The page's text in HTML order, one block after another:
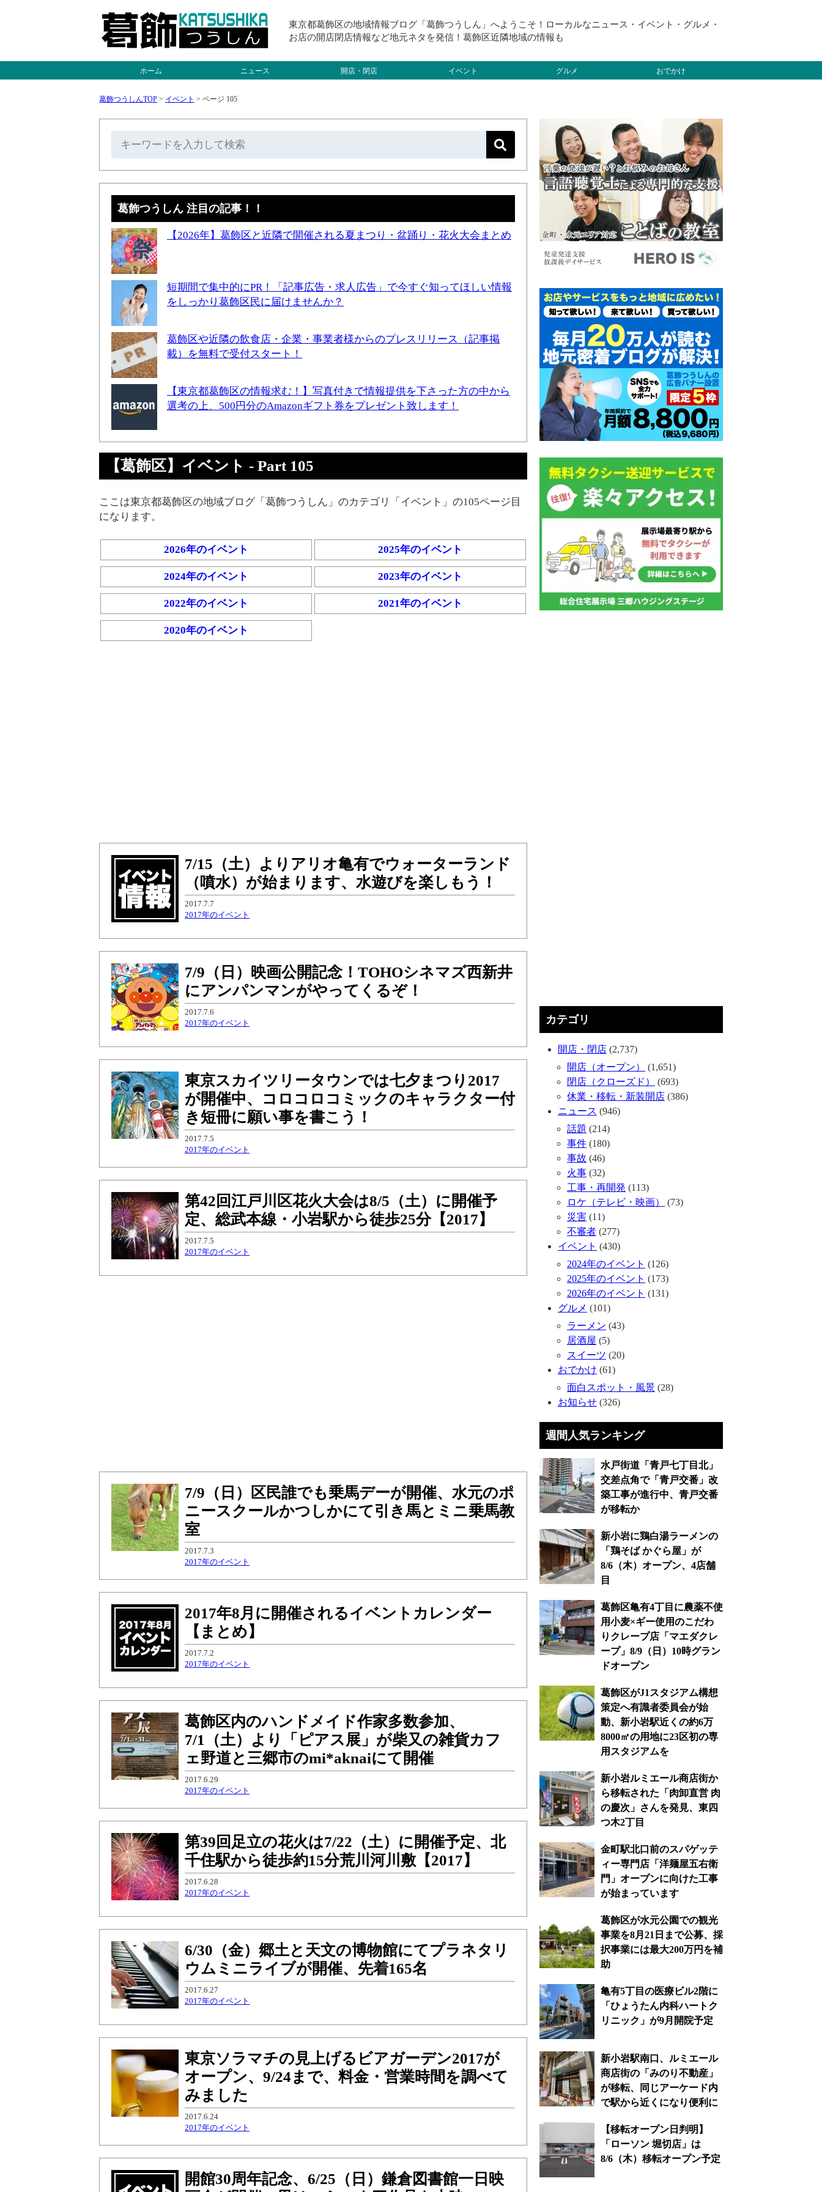
東京都葛飾区の地域情報ブログ「葛飾つうしん」へようこそ！ローカルなニュース・イベント・グルメ・
お店の開店閉店情報など地元ネタを発信！葛飾区近隣地域の情報も
ホーム ニュース 開店・閉店 イベント グルメ おでかけ
葛飾つうしんTOP > イベント > ページ 105
葛飾つうしん 注目の記事！！
【2026年】葛飾区と近隣で開催される夏まつり・盆踊り・花火大会まとめ
短期間で集中的にPR！「記事広告・求人広告」で今すぐ知ってほしい情報
をしっかり葛飾区民に届けませんか？
葛飾区や近隣の飲食店・企業・事業者様からのプレスリリース（記事掲
載）を無料で受付スタート！
【東京都葛飾区の情報求む！】写真付きで情報提供を下さった方の中から
選考の上、500円分のAmazonギフト券をプレゼント致します！
【葛飾区】イベント - Part 105
ここは東京都葛飾区の地域ブログ「葛飾つうしん」のカテゴリ「イベント」の105ページ目
になります。
2026年のイベント 2025年のイベント
2024年のイベント 2023年のイベント
2022年のイベント 2021年のイベント
2020年のイベント
7/15（土）よりアリオ亀有でウォーターランド
（噴水）が始まります、水遊びを楽しもう！
2017.7.7
2017年のイベント
7/9（日）映画公開記念！TOHOシネマズ西新井
にアンパンマンがやってくるぞ！
2017.7.6
2017年のイベント
東京スカイツリータウンでは七夕まつり2017
が開催中、コロコロコミックのキャラクター付
き短冊に願い事を書こう！
2017.7.5
2017年のイベント
第42回江戸川区花火大会は8/5（土）に開催予
定、総武本線・小岩駅から徒歩25分【2017】
2017.7.5
2017年のイベント
7/9（日）区民誰でも乗馬デーが開催、水元のポ
ニースクールかつしかにて引き馬とミニ乗馬教
室
2017.7.3
2017年のイベント
2017年8月に開催されるイベントカレンダー
【まとめ】
2017.7.2
2017年のイベント
葛飾区内のハンドメイド作家多数参加、
7/1（土）より「ピアス展」が柴又の雑貨カフ
ェ野道と三郷市のmi*aknaiにて開催
2017.6.29
2017年のイベント
第39回足立の花火は7/22（土）に開催予定、北
千住駅から徒歩約15分荒川河川敷【2017】
2017.6.28
2017年のイベント
6/30（金）郷土と天文の博物館にてプラネタリ
ウムミニライブが開催、先着165名
2017.6.27
2017年のイベント
東京ソラマチの見上げるビアガーデン2017が
オープン、9/24まで、料金・営業時間を調べて
みました
2017.6.24
2017年のイベント
開館30周年記念、6/25（日）鎌倉図書館一日映
カテゴリ
開店・閉店 (2,737)
開店（オープン）
(1,651)
閉店（クローズド）
(693)
休業・移転・新装開店 (386)
ニュース (946)
話題 (214)
事件 (180)
事故 (46)
火事 (32)
工事・再開発 (113)
ロケ（テレビ・映画）
(73)
災害 (11)
不審者 (277)
イベント (430)
2024年のイベント (126)
2025年のイベント (173)
2026年のイベント (131)
グルメ (101)
ラーメン (43)
居酒屋 (5)
スイーツ (20)
おでかけ (61)
面白スポット・風景 (28)
お知らせ (326)
週間人気ランキング
水戸街道「青戸七丁目北」
交差点角で「青戸交番」改
築工事が進行中、青戸交番
が移転か
新小岩に鶏白湯ラーメンの
「鶏そば かぐら屋」が
8/6（木）オープン、4店舗
目
葛飾区亀有4丁目に農薬不使
用小麦×ギー使用のこだわ
りクレープ店「マエダクレ
ープ」8/9（日）10時グラン
ドオープン
葛飾区がJ1スタジアム構想
策定へ有識者委員会が始
動、新小岩駅近くの約6万
8000㎡の用地に23区初の専
用スタジアムを
新小岩ルミエール商店街か
ら移転された「肉卸直営 肉
の慶次」さんを発見、東四
つ木2丁目
金町駅北口前のスパゲッテ
ィー専門店「洋麺屋五右衛
門」オープンに向けた工事
が始まっています
葛飾区が水元公園での観光
事業を8月21日まで公募、採
択事業には最大200万円を補
助
亀有5丁目の医療ビル2階に
「ひょうたん内科ハートク
リニック」が9月開院予定
新小岩駅南口、ルミエール
商店街の「みのり不動産」
が移転、同じアーケード内
で駅から近くになり便利に
【移転オープン日判明】
「ローソン 堀切店」は
8/6（木）移転オープン予定